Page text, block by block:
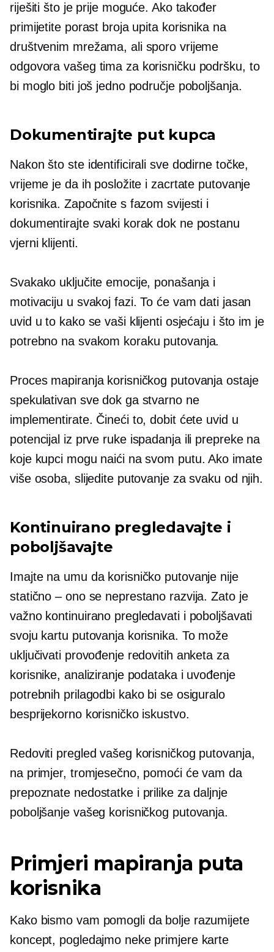
riješiti što je prije moguće. Ako također
primijetite porast broja upita korisnika na
društvenim mrežama, ali sporo vrijeme
odgovora vašeg tima za korisničku podršku, to
bi moglo biti još jedno područje poboljšanja.
Dokumentirajte put kupca
Nakon što ste identificirali sve dodirne točke,
vrijeme je da ih posložite i zacrtate putovanje
korisnika. Započnite s fazom svijesti i
dokumentirajte svaki korak dok ne postanu
vjerni klijenti.
Svakako uključite emocije, ponašanja i
motivaciju u svakoj fazi. To će vam dati jasan
uvid u to kako se vaši klijenti osjećaju i što im je
potrebno na svakom koraku putovanja.
Proces mapiranja korisničkog putovanja ostaje
spekulativan sve dok ga stvarno ne
implementirate. Čineći to, dobit ćete uvid u
potencijal iz prve ruke ispadanjaili prepreke na
koje kupci mogu naići na svom putu. Ako imate
više osoba, slijedite putovanje za svaku od njih.
Kontinuirano pregledavajte i
poboljšavajte
Imajte na umu da korisničko putovanje nije
statično – ono se neprestano razvija. Zato je
važno kontinuirano pregledavati i poboljšavati
svoju kartu putovanja korisnika. To može
uključivati ​​provođenje redovitih anketa za
korisnike, analiziranje podataka i uvođenje
potrebnih prilagodbi kako bi se osiguralo
besprijekorno korisničko iskustvo.
Redoviti pregled vašeg korisničkog putovanja,
na primjer, tromjesečno, pomoći će vam da
prepoznate nedostatke i prilike za daljnje
poboljšanje vašeg korisničkog putovanja.
Primjeri mapiranja puta
korisnika
Kako bismo vam pomogli da bolje razumijete
koncept, pogledajmo neke primjere karte